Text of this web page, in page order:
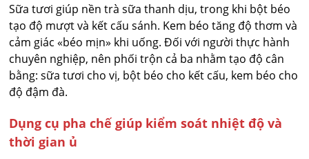
Sữa tươi giúp nền trà sữa thanh dịu, trong khi bột béo
tạo độ mượt và kết cấu sánh. Kem béo tăng độ thơm và
cảm giác «béo mịn» khi uống. Đối với người thực hành
chuyên nghiệp, nên phối trộn cả ba nhằm tạo độ cân
bằng: sữa tươi cho vị, bột béo cho kết cấu, kem béo cho
độ đậm đà.
Dụng cụ pha chế giúp kiểm soát nhiệt độ và
thời gian ủ